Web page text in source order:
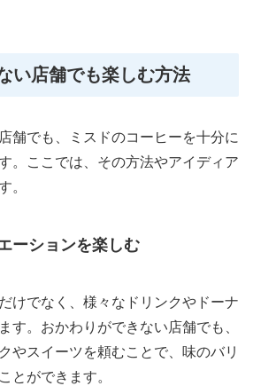
い店舗でも楽しむ方法
舗でも、ミスドのコーヒーを十分に
。ここでは、その方法やアイディア
。
ーションを楽しむ
けでなく、様々なドリンクやドーナ
す。おかわりができない店舗でも、
やスイーツを頼むことで、味のバリ
とができます。